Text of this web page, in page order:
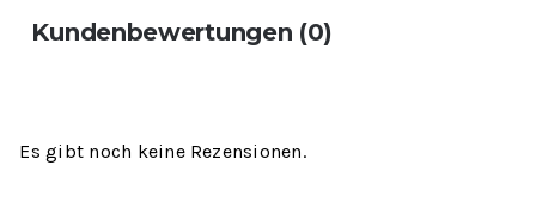
Kundenbewertungen (0)
Es gibt noch keine Rezensionen.